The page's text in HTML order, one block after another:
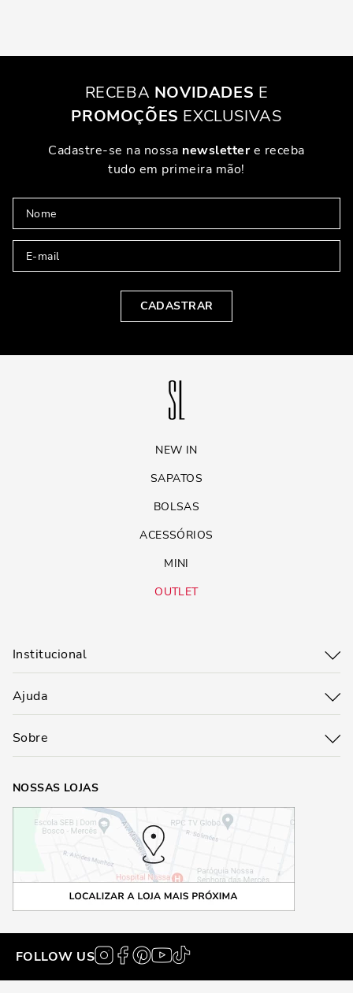
RECEBA NOVIDADES E
PROMOÇÕES EXCLUSIVAS
Cadastre-se na nossa newslettere receba
tudo em primeira mão!
CADASTRAR
NEW IN
SAPATOS
BOLSAS
ACESSÓRIOS
MINI
OUTLET
Institucional
Ajuda
Sobre
NOSSAS LOJAS
FOLLOW US